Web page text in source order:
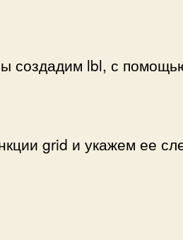
создадим lbl, с
grid и укажем ее